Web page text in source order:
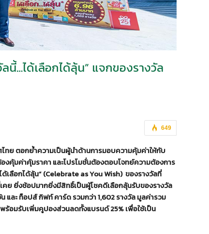
…ได้เลือกได้ลุ้น” แจกของรางวัล
649
ไทยตอกย้ำความเป็นผู้นำด้านการมอบความคุ้มค่าให้กับ
งคุ้มค่าคุ้มราคา และโปรโมชั่นต้องตอบโจทย์ความต้องการ
ด้เลือกได้ลุ้น”(Celebrate as You Wish) ของรางวัลที่
คย ยิ่งช้อปมากยิ่งมีสิทธิ์เป็นผู้โชคดีเลือกลุ้นรับของรางวัล
น และ ท็อปส์ กิฟท์ คาร์ด รวมกว่า1,602รางวัล มูลค่ารวม
พร้อมรับเพิ่มคูปองส่วนลดทั้งแบรนด์25%เพื่อใช้เป็น